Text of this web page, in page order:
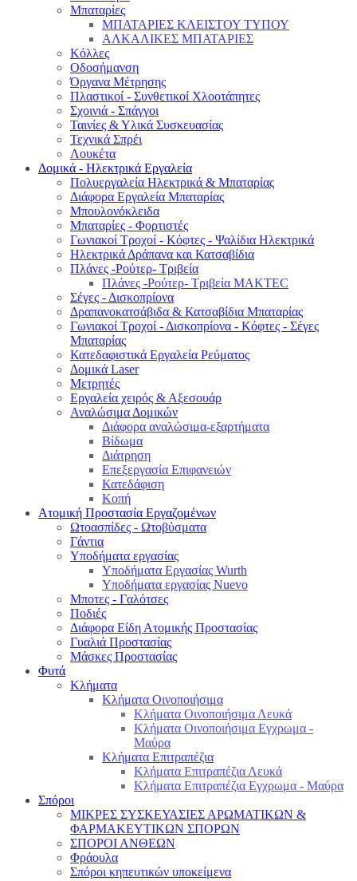
Μπαταρίες
ΜΠΑΤΑΡΙΕΣ ΚΛΕΙΣΤΟΥ ΤΥΠΟΥ
ΑΛΚΑΛΙΚΕΣ ΜΠΑΤΑΡΙΕΣ
Κόλλες
Οδοσήμανση
Όργανα Μέτρησης
Πλαστικοί - Συνθετικοί Χλοοτάπητες
Σχοινιά - Σπάγγοι
Ταινίες & Υλικά Συσκευασίας
Τεχνικά Σπρέι
Λουκέτα
Δομικά - Ηλεκτρικά Εργαλεία
Πολυεργαλεία Ηλεκτρικά & Μπαταρίας
Διάφορα Εργαλεία Μπαταρίας
Μπουλονόκλειδα
Μπαταρίες - Φορτιστές
Γωνιακοί Τροχοί - Κόφτες - Ψαλίδια Ηλεκτρικά
Ηλεκτρικά Δράπανα και Κατσαβίδια
Πλάνες -Ρούτερ- Τριβεία
Πλάνες -Ρούτερ- Τριβεία MAKTEC
Σέγες - Δισκοπρίονα
Δραπανοκατσάβιδα & Κατσαβίδια Μπαταρίας
Γωνιακοί Τροχοί - Δισκοπρίονα - Κόφτες - Σέγες
Μπαταρίας
Κατεδαφιστικά Εργαλεία Ρεύματος
Δομικά Laser
Μετρητές
Εργαλεία χειρός & Αξεσουάρ
Αναλώσιμα Δομικών
Διάφορα αναλώσιμα-εξαρτήματα
Βίδωμα
Διάτρηση
Επεξεργασία Επιφανειών
Κατεδάφιση
Κοπή
Ατομική Προστασία Εργαζομένων
Ωτοασπίδες - Ωτοβύσματα
Γάντια
Υποδήματα εργασίας
Υποδήματα Εργασίας Wurth
Υποδήματα εργασίας Nuevo
Μποτες - Γαλότσες
Ποδιές
Διάφορα Είδη Ατομικής Προστασίας
Γυαλιά Προστασίας
Μάσκες Προστασίας
Φυτά
Κλήματα
Κλήματα Οινοποιήσιμα
Κλήματα Οινοποιήσιμα Λευκά
Κλήματα Οινοποιήσιμα Εγχρωμα -
Μαύρα
Κλήματα Επιτραπέζια
Κλήματα Επιτραπέζια Λευκά
Κλήματα Επιτραπέζια Εγχρωμα - Μαύρα
Σπόροι
ΜΙΚΡΕΣ ΣΥΣΚΕΥΑΣΙΕΣ ΑΡΩΜΑΤΙΚΩΝ &
ΦΑΡΜΑΚΕΥΤΙΚΩΝ ΣΠΟΡΩΝ
ΣΠΟΡΟΙ ΑΝΘΕΩΝ
Φράουλα
Σπόροι κηπευτικών υποκείμενα